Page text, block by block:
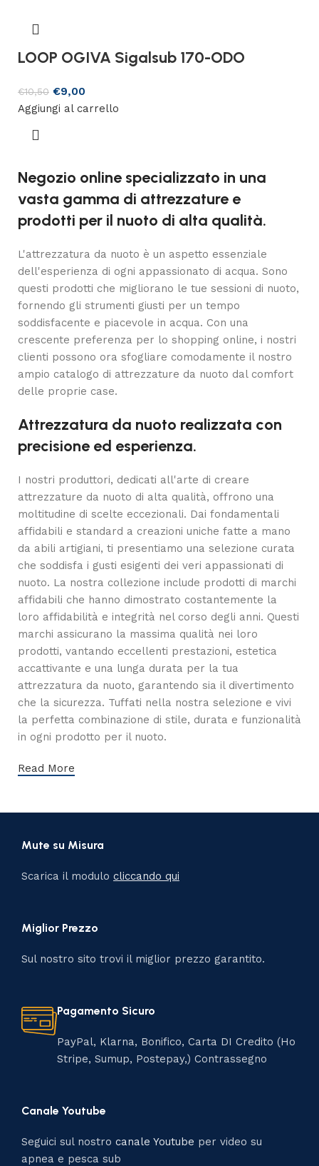
LOOP OGIVA Sigalsub 170-ODO
€10,50 €9,00
Aggiungi al carrello
Negozio online specializzato in una
vasta gamma di attrezzature e
prodotti per il nuoto di alta qualità.
L'attrezzatura da nuoto è un aspetto essenziale
dell'esperienza di ogni appassionato di acqua. Sono
questi prodotti che migliorano le tue sessioni di nuoto,
fornendo gli strumenti giusti per un tempo
soddisfacente e piacevole in acqua. Con una
crescente preferenza per lo shopping online, i nostri
clienti possono ora sfogliare comodamente il nostro
ampio catalogo di attrezzature da nuoto dal comfort
delle proprie case.
Attrezzatura da nuoto realizzata con
precisione ed esperienza.
I nostri produttori, dedicati all'arte di creare
attrezzature da nuoto di alta qualità, offrono una
moltitudine di scelte eccezionali. Dai fondamentali
affidabili e standard a creazioni uniche fatte a mano
da abili artigiani, ti presentiamo una selezione curata
che soddisfa i gusti esigenti dei veri appassionati di
nuoto. La nostra collezione include prodotti di marchi
affidabili che hanno dimostrato costantemente la
loro affidabilità e integrità nel corso degli anni. Questi
marchi assicurano la massima qualità nei loro
prodotti, vantando eccellenti prestazioni, estetica
accattivante e una lunga durata per la tua
attrezzatura da nuoto, garantendo sia il divertimento
che la sicurezza. Tuffati nella nostra selezione e vivi
la perfetta combinazione di stile, durata e funzionalità
in ogni prodotto per il nuoto.
Read More
Mute su Misura
Scarica il modulocliccando qui
Miglior Prezzo
Sul nostro sito trovi il miglior prezzo garantito.
Pagamento Sicuro
PayPal, Klarna, Bonifico, Carta DI Credito (Ho
Stripe, Sumup, Postepay,) Contrassegno
Canale Youtube
Seguici sul nostrocanale Youtube per video su
apnea e pesca sub